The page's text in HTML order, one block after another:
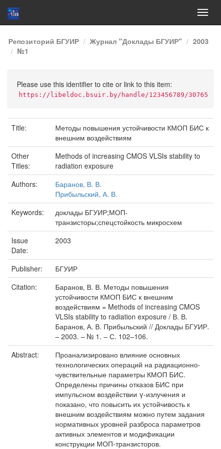
Skip
navigation
Репозиторий БГУИР Журнал "Доклады БГУИР"
2003
№1
Please use this identifier to cite or link to this item:
https://libeldoc.bsuir.by/handle/123456789/30765
Title:
Методы повышения устойчивости КМОП БИС к
внешним воздействиям
Other
Titles:
Methods of increasing CMOS VLSIs stability to
radiation exposure
Authors:
Баранов, В. В.
Прибыльский, А. В.
Keywords:
доклады БГУИР;МОП-
транзисторы;спецстойкость микросхем
Issue
Date:
2003
Publisher:
БГУИР
Citation:
Баранов, В. В. Методы повышения
устойчивости КМОП БИС к внешним
воздействиям = Methods of increasing CMOS
VLSIs stability to radiation exposure / В. В.
Баранов, А. В. Прибыльский // Доклады БГУИР.
– 2003. – № 1. – С. 102–106.
Abstract:
Проанализировано влияние основных
технологических операций на радиационно-
чувствительные параметры КМОП БИС.
Определены причины отказов БИС при
импульсном воздействии γ-излучения и
показано, что повысить их устойчивость к
внешним воздействиям можно путем задания
нормативных уровней разброса параметров
активных элементов и модификации
конструкции МОП-транзисторов.